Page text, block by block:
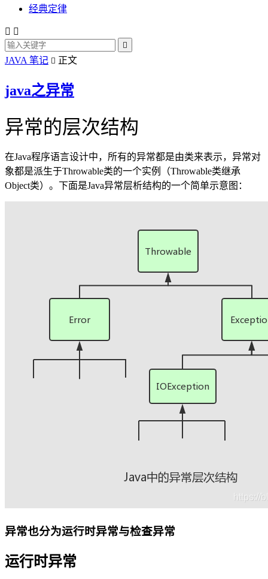
经典定律
 

JAVA 笔记  正文
java之异常
异常的层次结构
在Java程序语言设计中，所有的异常都是由类来表示，异常对
象都是派生于Throwable类的一个实例（Throwable类继承
Object类）。下面是Java异常层析结构的一个简单示意图：
异常也分为运行时异常与检查异常
运行时异常